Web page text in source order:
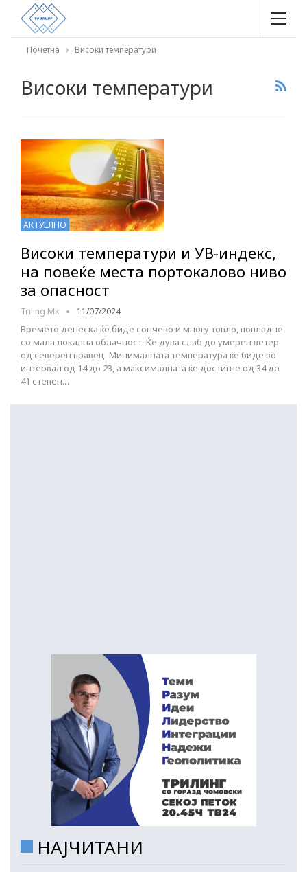
Почетна Високи температури
Високи температури
АКТУЕЛНО
Високи температури и УВ-индекс,
на повеќе места портокалово ниво
за опасност
Triling Mk 11/07/2024
Времето денеска ќе биде сончево и многу топло, попладне
со мала локална облачност. Ќе дува слаб до умерен ветер
од северен правец. Минималната температура ќе биде во
интервал од 14 до 23, а максималната ќе достигне од 34 до
41 степен.…
НАЈЧИТАНИ